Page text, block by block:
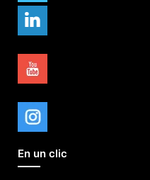
En un clic